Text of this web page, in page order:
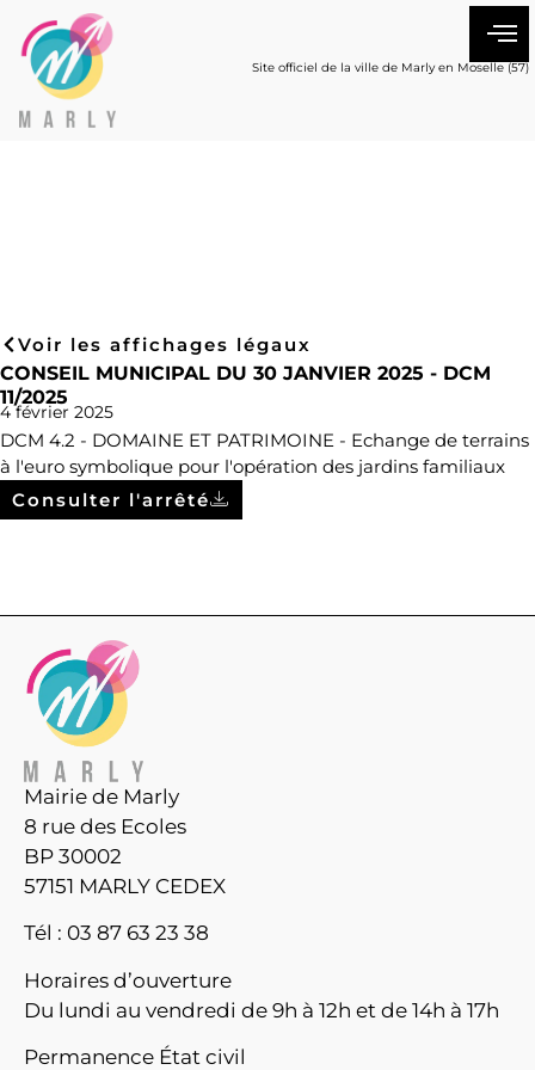
Site officiel de la ville de Marly en Moselle (57)
Voir les affichages légaux
CONSEIL MUNICIPAL DU 30 JANVIER 2025 - DCM
11/2025
4 février 2025
DCM 4.2 - DOMAINE ET PATRIMOINE - Echange de terrains
à l'euro symbolique pour l'opération des jardins familiaux
Consulter l'arrêté
Mairie de Marly
8 rue des Ecoles
BP 30002
57151 MARLY CEDEX
Tél : 03 87 63 23 38
Horaires d’ouverture
Du lundi au vendredi de 9h à 12h et de 14h à 17h
Permanence État civil